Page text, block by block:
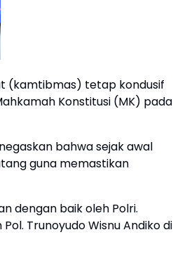
(kamtibmas) tetap kondusif
Konstitusi (MK) pada
bahwa sejak awal
guna memastikan
dengan baik oleh Polri.
Trunoyudo Wisnu Andiko di